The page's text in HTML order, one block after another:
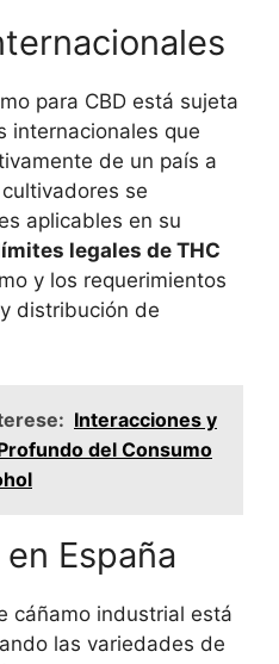
para CBD está sujeta
internacionales que
de un país a
se
aplicables en su
legales de THC
y los requerimientos
distribución de
Interacciones y
del Consumo
España
cáñamo industrial está
las variedades de